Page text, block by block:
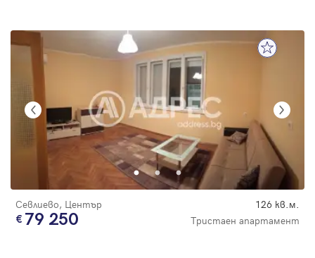
Севлиево, Център 126 кв.м.
79 250 Тристаен апартамент